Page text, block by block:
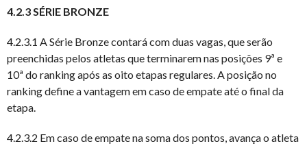
4.2.3 SÉRIE BRONZE
4.2.3.1 A Série Bronze contará com duas vagas, que serão
preenchidas pelos atletas que terminarem nas posições 9ª e
10ª do ranking após as oito etapas regulares. A posição no
ranking define a vantagem em caso de empate até o final da
etapa.
4.2.3.2 Em caso de empate na soma dos pontos, avança o atleta